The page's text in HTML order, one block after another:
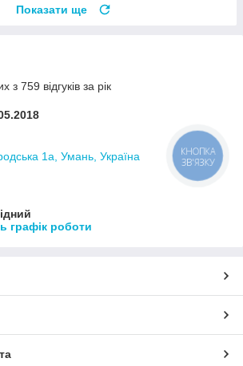
Показати ще
з 759 відгуків за рік
1а, Умань, Україна
графік роботи
КНОПКА
ЗВ'ЯЗКУ